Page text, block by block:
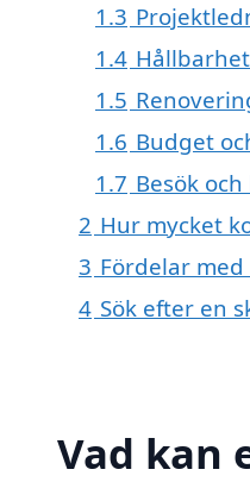
1.3
1.4
1.5
1.6 Budget
1.7 Besök
2 Hur mycket
3 Fördelar
4 Sök efter en
Vad kan